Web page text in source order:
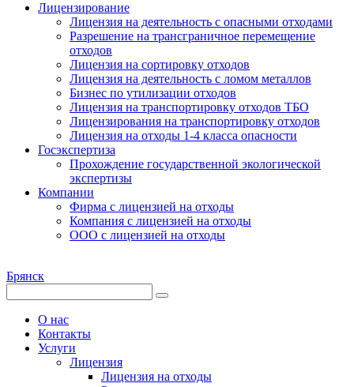
Лицензирование
Лицензия на деятельность с опасными отходами
Разрешение на трансграничное перемещение
отходов
Лицензия на сортировку отходов
Лицензия на деятельность с ломом металлов
Бизнес по утилизации отходов
Лицензия на транспортировку отходов ТБО
Лицензирования на транспортировку отходов
Лицензия на отходы 1-4 класса опасности
Госэкспертиза
Прохождение государственной экологической
экспертизы
Компании
Фирма с лицензией на отходы
Компания с лицензией на отходы
ООО с лицензией на отходы
Брянск
О нас
Контакты
Услуги
Лицензия
Лицензия на отходы